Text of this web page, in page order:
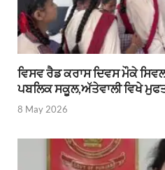
ਵਿਸਵ ਰੈਡ ਕਰਾਸ ਦਿਵਸ ਮੌਕੇ
ਪਬਲਿਕ ਸਕੂਲ,ਅੱਤੇਵਾਲੀ ਵਿਖੇ
8 May 2026